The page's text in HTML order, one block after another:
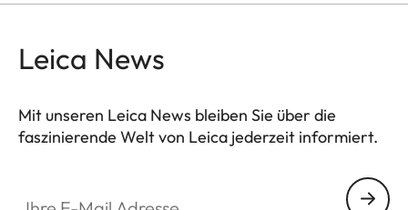
Leica News
Mit unseren Leica News bleiben Sie über die
faszinierende Welt von Leica jederzeit informiert.